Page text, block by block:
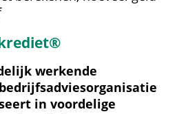
werkende
in voordelige